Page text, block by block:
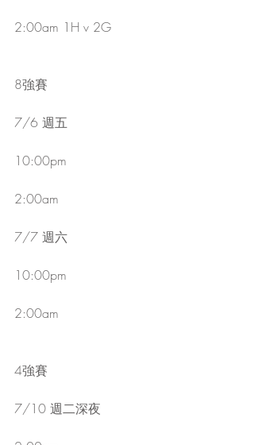
2:00am 1H v 2G
8強賽
7/6 週五
10:00pm
2:00am
7/7 週六
10:00pm
2:00am
4強賽
7/10 週二深夜